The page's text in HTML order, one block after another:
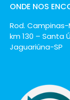
ONDE NOS
Rod. Campinas-
km 130 – Santa
Jaguariúna-SP